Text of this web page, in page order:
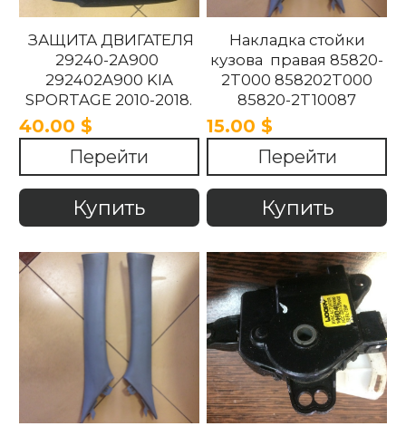
ЗАЩИТА ДВИГАТЕЛЯ
29240-2A900
292402A900 KIA
SPORTAGE 2010-2018.
40.00 $
Перейти
Купить
Накладка стойки
кузова правая 85820-
2T000 858202T000
85820-2T10087
858202T10087 85820-
2T100UP
858202T100UP Kia
Optima 2010 -2015
15.00 $
Перейти
Купить